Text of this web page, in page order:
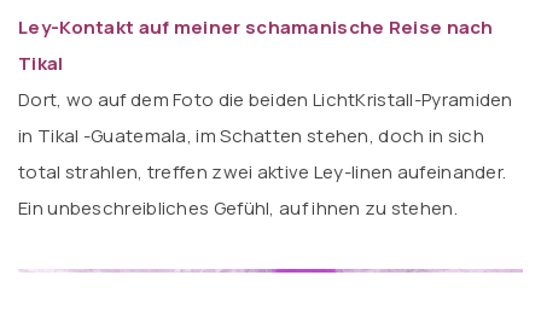
Ley-Kontakt auf meiner schamanische Reise nach
Tikal
Dort, wo auf dem Foto die beiden LichtKristall-Pyramiden
in Tikal -Guatemala, im Schatten stehen, doch in sich
total strahlen, treffen zwei aktive Ley-linen aufeinander.
Ein unbeschreibliches Gefühl, auf ihnen zu stehen.